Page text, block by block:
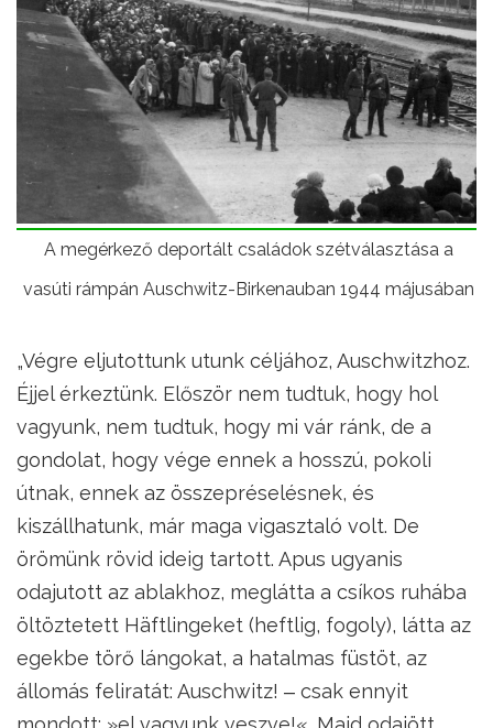
A megérkező deportált családok szétválasztása a
vasúti rámpán Auschwitz-Birkenauban 1944 májusában
„Végre eljutottunk utunk céljához, Auschwitzhoz.
Éjjel érkeztünk. Először nem tudtuk, hogy hol
vagyunk, nem tudtuk, hogy mi vár ránk, de a
gondolat, hogy vége ennek a hosszú, pokoli
útnak, ennek az összepréselésnek, és
kiszállhatunk, már maga vigasztaló volt. De
örömünk rövid ideig tartott. Apus ugyanis
odajutott az ablakhoz, meglátta a csíkos ruhába
öltöztetett Häftlingeket (heftlig, fogoly), látta az
egekbe törő lángokat, a hatalmas füstöt, az
állomás feliratát: Auschwitz! ‒ csak ennyit